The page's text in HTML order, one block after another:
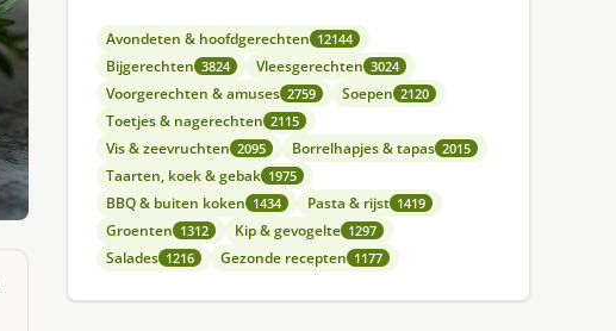
Avondeten & hoofdgerechten 12144
Bijgerechten 3824 Vleesgerechten 3024
Voorgerechten & amuses 2759 Soepen 2120
Toetjes & nagerechten 2115
Vis & zeevruchten 2095 Borrelhapjes & tapas 2015
Taarten, koek & gebak 1975
BBQ & buiten koken 1434 Pasta & rijst 1419
Groenten 1312 Kip & gevogelte 1297
Salades 1216 Gezonde recepten 1177